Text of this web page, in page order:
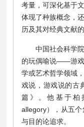
考量，可深化基于
体现了种族概念，
历及其对经典文献
中国社会科学
的玩偶喻说——游戏
学或艺术哲学领域
戏说，游戏说的古
篇》。他基于柏
allegory），从五
与目的论追求。